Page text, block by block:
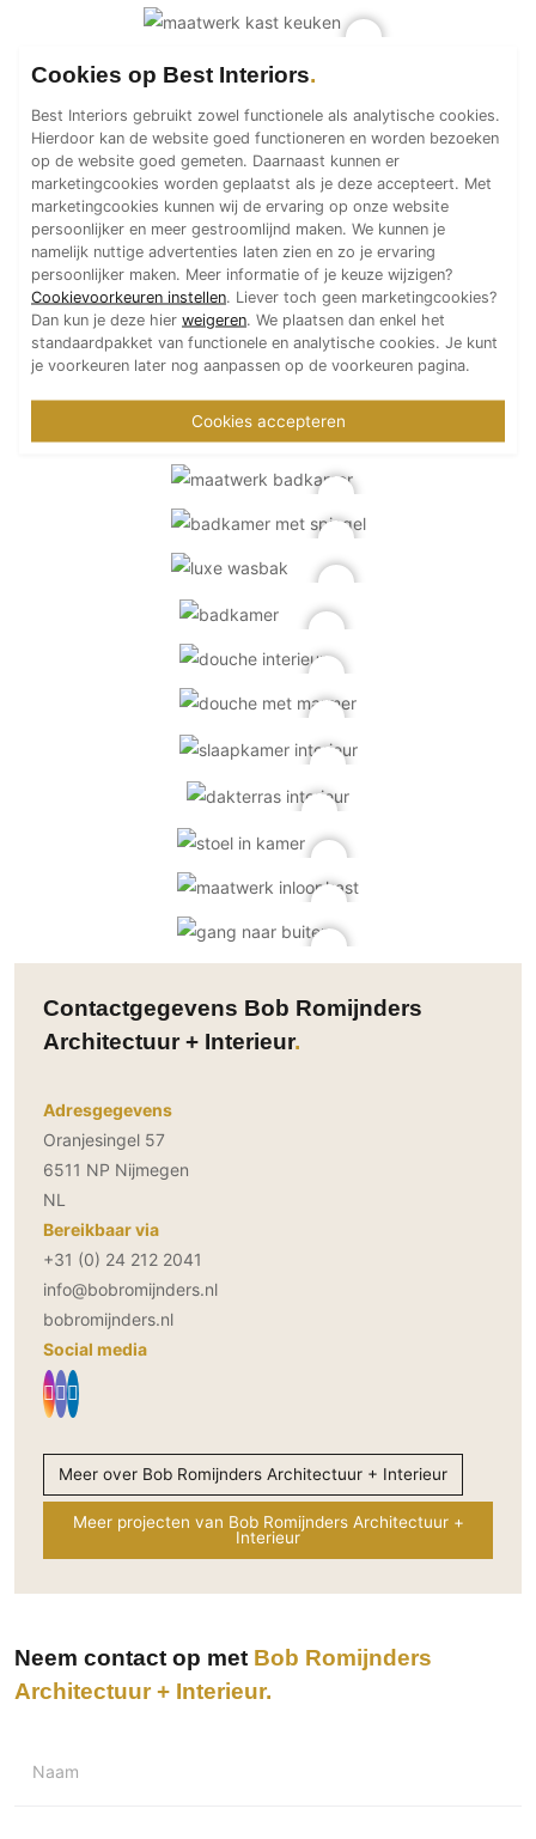
Contactgegevens Bob Romijnders
Architectuur + Interieur
Adresgegevens
Oranjesingel 57
6511 NP Nijmegen
NL
Bereikbaar via
+31 (0) 24 212 2041
info@bobromijnders.nl
bobromijnders.nl
Social media
Meer over Bob Romijnders Architectuur + Interieur
Meer projecten van Bob Romijnders Architectuur +
Interieur
Neem contact op met Bob Romijnders
Architectuur + Interieur
Naam
Cookies op Best Interiors
Best Interiors gebruikt zowel functionele als analytische cookies.
Hierdoor kan de website goed functioneren en worden bezoeken
op de website goed gemeten. Daarnaast kunnen er
marketingcookies worden geplaatst als je deze accepteert. Met
marketingcookies kunnen wij de ervaring op onze website
persoonlijker en meer gestroomlijnd maken. We kunnen je
namelijk nuttige advertenties laten zien en zo je ervaring
persoonlijker maken. Meer informatie of je keuze wijzigen?
Cookievoorkeuren instellen. Liever toch geen marketingcookies?
Dan kun je deze hier weigeren. We plaatsen dan enkel het
standaardpakket van functionele en analytische cookies. Je kunt
je voorkeuren later nog aanpassen op de voorkeuren pagina.
Cookies accepteren